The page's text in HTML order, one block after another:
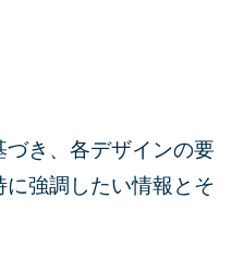
き、各デザインの要
強調したい情報とそ